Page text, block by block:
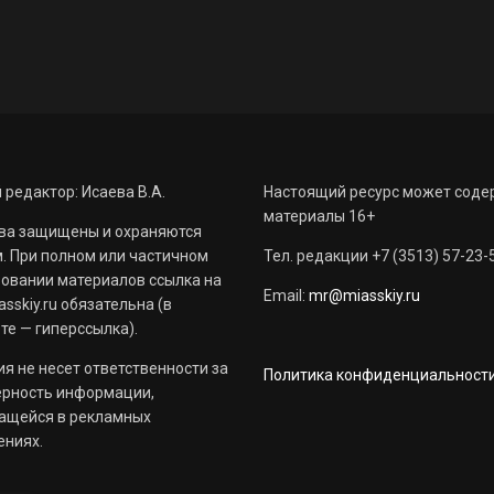
редактор: Исаева В.А.
защищены и охраняются
При полном или частичном
материалов ссылка на
обязательна (в
— гиперссылка).
не несет ответственности за
информации,
в рекламных
Настоящий ресурс может
материалы 16+
Тел. редакции +7 (3513) 57-23-
Email: mr@miasskiy.ru
Политика